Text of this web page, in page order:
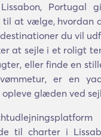
Portugal
til at vælge, hvordan
du vil
at sejle i et roligt
eller finde en
er en
glæden ved
til charter i